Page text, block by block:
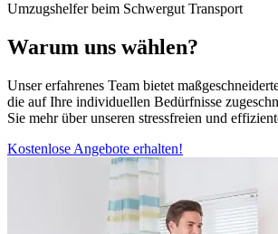
Umzugshelfer beim Schwergut Transport
Warum uns wählen?
Unser erfahrenes Team bietet
die auf Ihre individuellen Bedürfnisse
Sie mehr über unseren stressfreien und
Kostenlose Angebote erhalten!